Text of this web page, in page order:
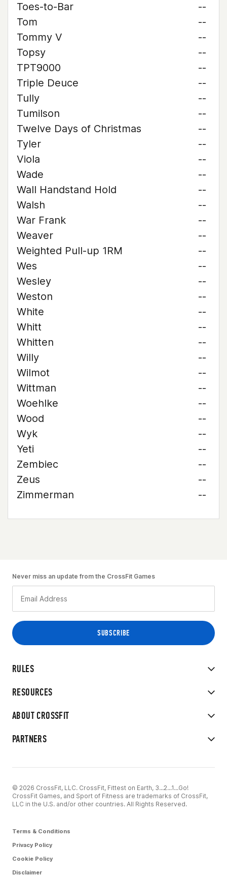
Toes-to-Bar
--
Tom
--
Tommy V
--
Topsy
--
TPT9000
--
Triple Deuce
--
Tully
--
Tumilson
--
Twelve Days of Christmas
--
Tyler
--
Viola
--
Wade
--
Wall Handstand Hold
--
Walsh
--
War Frank
--
Weaver
--
Weighted Pull-up 1RM
--
Wes
--
Wesley
--
Weston
--
White
--
Whitt
--
Whitten
--
Willy
--
Wilmot
--
Wittman
--
Woehlke
--
Wood
--
Wyk
--
Yeti
--
Zembiec
--
Zeus
--
Zimmerman
--
RULES
RESOURCES
ABOUT CROSSFIT
PARTNERS
Never miss an update from the CrossFit Games
© 2026 CrossFit, LLC. CrossFit, Fittest on Earth, 3...2...1...Go!
CrossFit Games, and Sport of Fitness are trademarks of CrossFit,
LLC in the U.S. and/or other countries. All Rights Reserved.
Terms & Conditions
Privacy Policy
Cookie Policy
Disclaimer